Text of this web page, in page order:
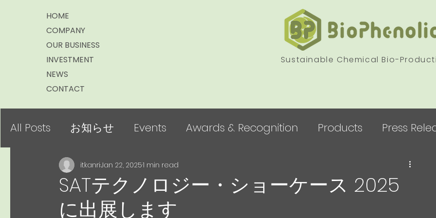
HOME
COMPANY
OUR BUSINESS
INVESTMENT
NEWS
CONTACT
Sustainable Chemical Bio-
All Posts お知らせ Events Awards & Recognition Products Press
SATテクノロジー・ショーケース 2025
に出展します
itkanriJan 22, 20251 min read